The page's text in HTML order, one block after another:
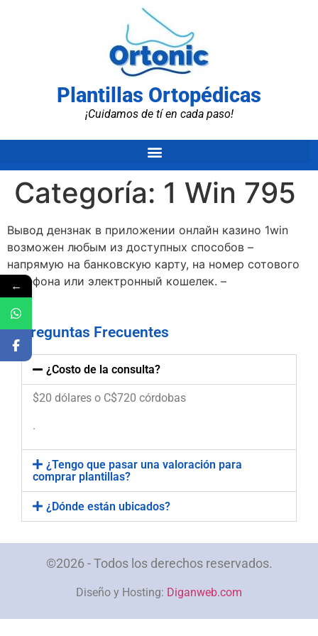
Plantillas Ortopédicas
¡Cuidamos de tí en cada paso!
Categoría: 1 Win 795
Вывод дензнак в приложении онлайн казино 1win
возможен любым из доступных способов –
напрямую на банковскую карту, на номер сотового
телефона или электронный кошелек. –
Preguntas Frecuentes
¿Costo de la consulta?
$20 dólares o C$720 córdobas
.
¿Tengo que pasar una valoración para
comprar plantillas?
¿Dónde están ubicados?
©2026 - Todos los derechos reservados.
Diseño y Hosting: Diganweb.com
←